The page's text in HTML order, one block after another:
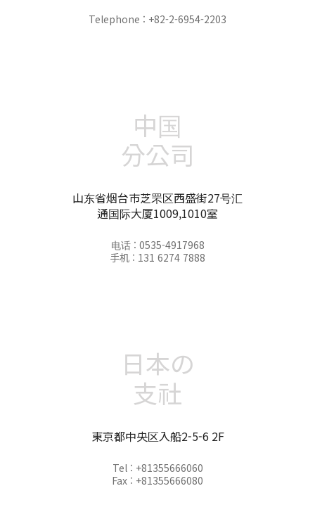
Telephone : +82-2-6954-2203
中国
分公司
山东省烟台市芝罘区西盛街27号汇
通国际大厦1009,1010室
电话 : 0535-4917968
手机 : 131 6274 7888
日本の
支社
東京都中央区入船2-5-6 2F
Tel : +81355666060
Fax : +81355666080